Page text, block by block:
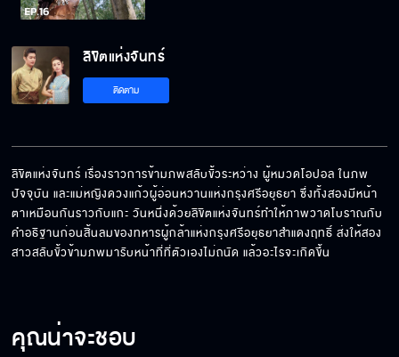
ลิขิตแห่งจันทร์
ติดตาม
ลิขิตแห่งจันทร์ เรื่องราวการข้ามภพสลับขั้วระหว่าง ผู้หมวดโอปอล ในภพ
ปัจจุบัน และแม่หญิงดวงแก้วผู้อ่อนหวานแห่งกรุงศรีอยุธยา ซึ่งทั้งสองมีหน้า
ตาเหมือนกันราวกับแกะ วันหนึ่งด้วยลิขิตแห่งจันทร์ทำให้ภาพวาดโบราณกับ
คำอธิฐานก่อนสิ้นลมของทหารผู้กล้าแห่งกรุงศรีอยุธยาสำแดงฤทธิ์ ส่งให้สอง
สาวสลับขั้วข้ามภพมารับหน้าที่ที่ตัวเองไม่ถนัด แล้วอะไรจะเกิดขึ้น
คุณน่าจะชอบ